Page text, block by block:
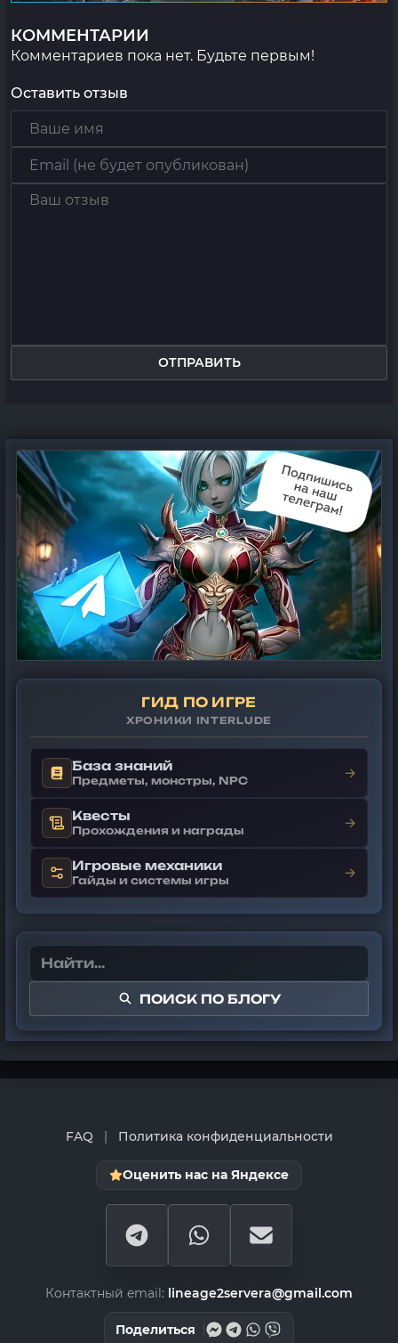
КОММЕНТАРИИ
Комментариев пока нет. Будьте первым!
Оставить отзыв
ОТПРАВИТЬ
ГИД ПО ИГРЕ
ХРОНИКИ INTERLUDE
База знаний
Предметы, монстры, NPC →
Квесты
Прохождения и награды →
Игровые механики
Гайды и системы игры →
ПОИСК ПО БЛОГУ
FAQ | Политика конфиденциальности
Оценить нас на Яндексе
Контактный email: lineage2servera@gmail.com
Поделиться